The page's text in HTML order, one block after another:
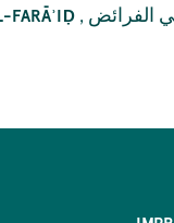
FARĀʾIḌ, الفرائض